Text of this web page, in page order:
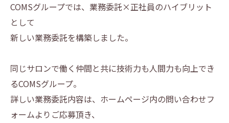
COMSグループでは、業務委託×正社員のハイブリット
として
新しい業務委託を構築しました。
同じサロンで働く仲間と共に技術力も人間力も向上でき
るCOMSグループ。
詳しい業務委託内容は、ホームページ内の問い合わせフ
ォームよりご応募頂き、